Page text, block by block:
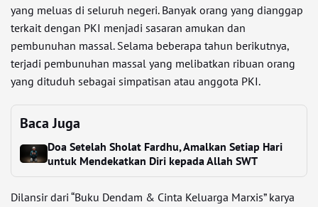
yang meluas di seluruh negeri. Banyak orang yang dianggap
terkait dengan PKI menjadi sasaran amukan dan
pembunuhan massal. Selama beberapa tahun berikutnya,
terjadi pembunuhan massal yang melibatkan ribuan orang
yang dituduh sebagai simpatisan atau anggota PKI.
Baca Juga
Doa Setelah Sholat Fardhu, Amalkan Setiap Hari
untuk Mendekatkan Diri kepada Allah SWT
Dilansir dari “Buku Dendam & Cinta Keluarga Marxis” karya